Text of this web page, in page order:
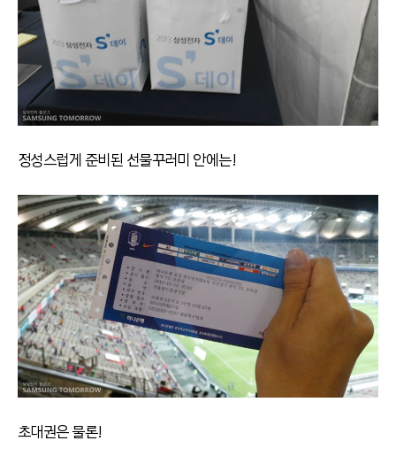
정성스럽게 준비된 선물꾸러미 안에는!
초대권은 물론!